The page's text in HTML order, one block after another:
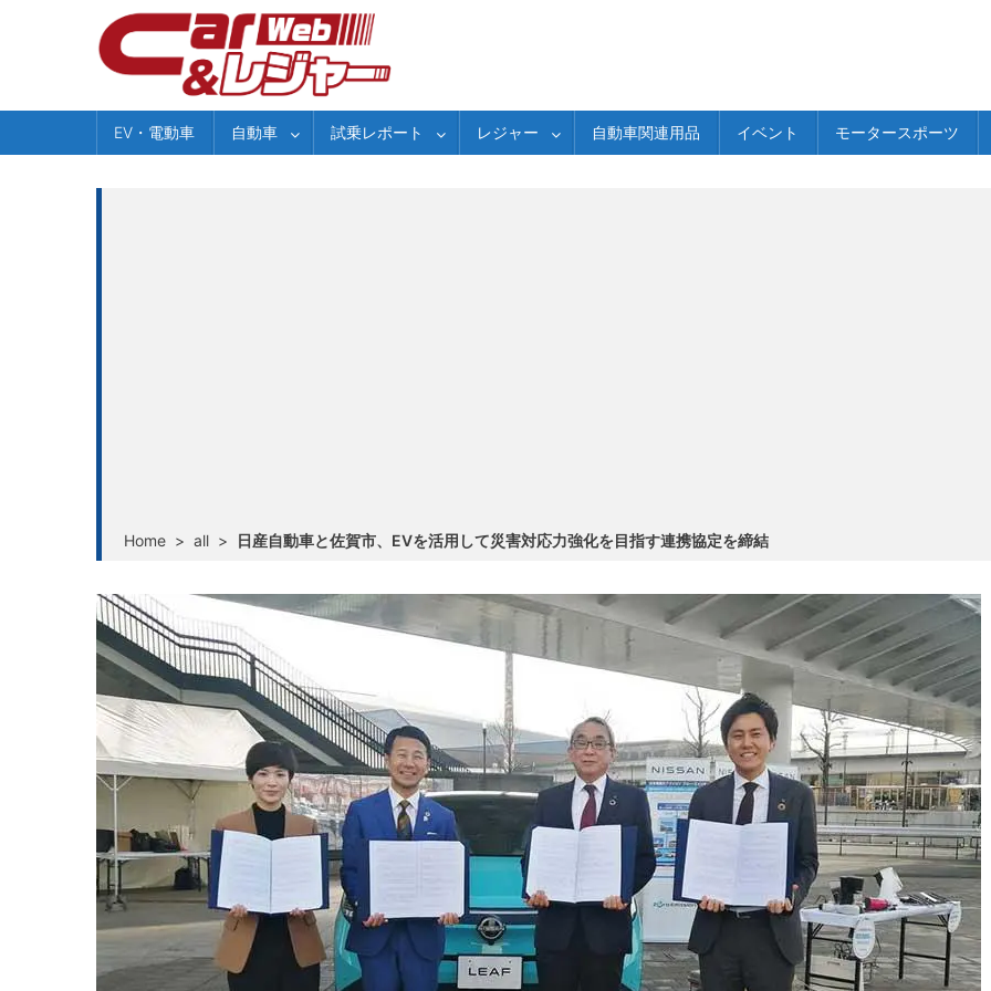
EV・電動車 自動車 試乗レポート レジャー 自動車関連用品 イベント モータースポーツ
Home > all > 日産自動車と佐賀市、EVを活用して災害対応力強化を目指す連携協定を締結